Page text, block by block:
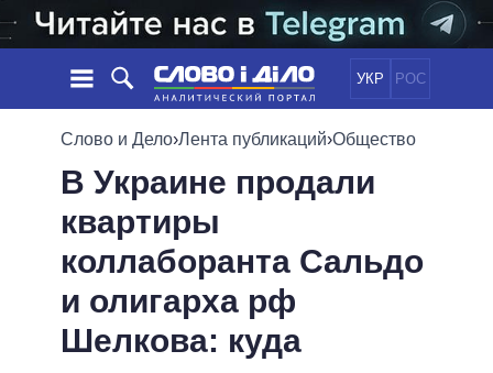
УКР РОС
НОВОСТИ
ЛЕНТА
СОБЫТИЯ
СТАТЬИ
ОБЗОРЫ
ДАЙДЖЕСТЫ
ПОЛИТИКА
ОБЩЕСТВО
МИР
ОБЕЩАНИЯ
ПОЛИТИКИ
ВСЕ ПОЛИТИКИ
ПРЕЗИДЕНТ И ОФИС
ВЕРХОВНАЯ РАДА
ИНФОГРАФИКА
ВИДЕО
Слово и Дело›Лента публикаций›Общество
В Украине продали
квартиры
коллаборанта Сальдо
и олигарха рф
Шелкова: куда